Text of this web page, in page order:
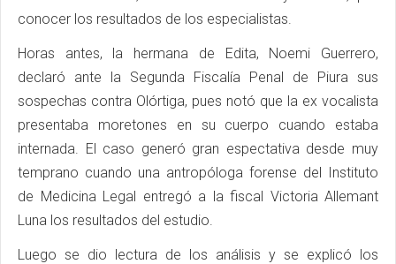
conocer los resultados de los especialistas.
Horas antes, la hermana de Edita, Noemi Guerrero,
declaró ante la Segunda Fiscalía Penal de Piura sus
sospechas contra Olórtiga, pues notó que la ex vocalista
presentaba moretones en su cuerpo cuando estaba
internada. El caso generó gran espectativa desde muy
temprano cuando una antropóloga forense del Instituto
de Medicina Legal entregó a la fiscal Victoria Allemant
Luna los resultados del estudio.
Luego se dio lectura de los análisis y se explicó los